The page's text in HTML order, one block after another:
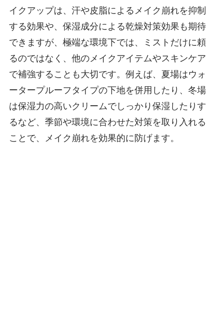
イクアップは、汗や皮脂によるメイク崩れを抑制
する効果や、保湿成分による乾燥対策効果も期待
できますが、極端な環境下では、ミストだけに頼
るのではなく、他のメイクアイテムやスキンケア
で補強することも大切です。例えば、夏場はウォ
ータープルーフタイプの下地を併用したり、冬場
は保湿力の高いクリームでしっかり保湿したりす
るなど、季節や環境に合わせた対策を取り入れる
ことで、メイク崩れを効果的に防げます。